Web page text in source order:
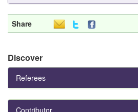
Share
Discover
Referees
Contributor